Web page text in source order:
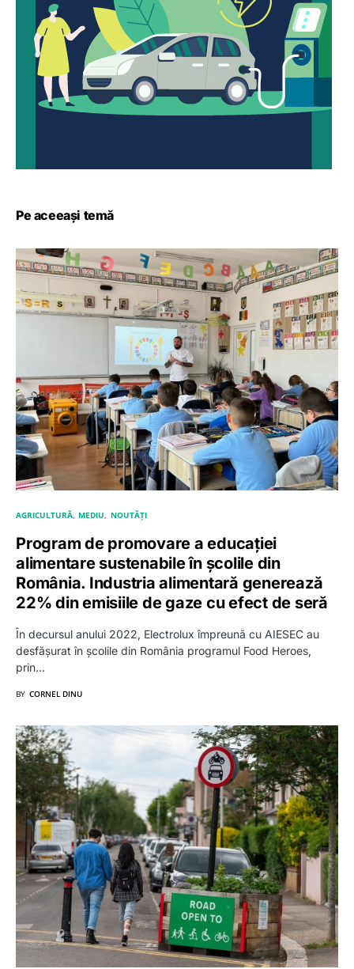
Pe aceeași temă
AGRICULTURĂ MEDIU NOUTĂȚI
Program de promovare a educației
alimentare sustenabile în școlile din
România. Industria alimentară generează
22% din emisiile de gaze cu efect de seră
În decursul anului 2022, Electrolux împreună cu AIESEC au
desfășurat în școlile din România programul Food Heroes,
prin…
BY CORNEL DINU